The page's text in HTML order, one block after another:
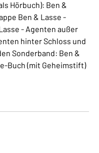
Hörbuch): Ben &
Ben & Lasse -
- Agenten außer
hinter Schloss und
Sonderband: Ben &
Buch (mit Geheimstift)